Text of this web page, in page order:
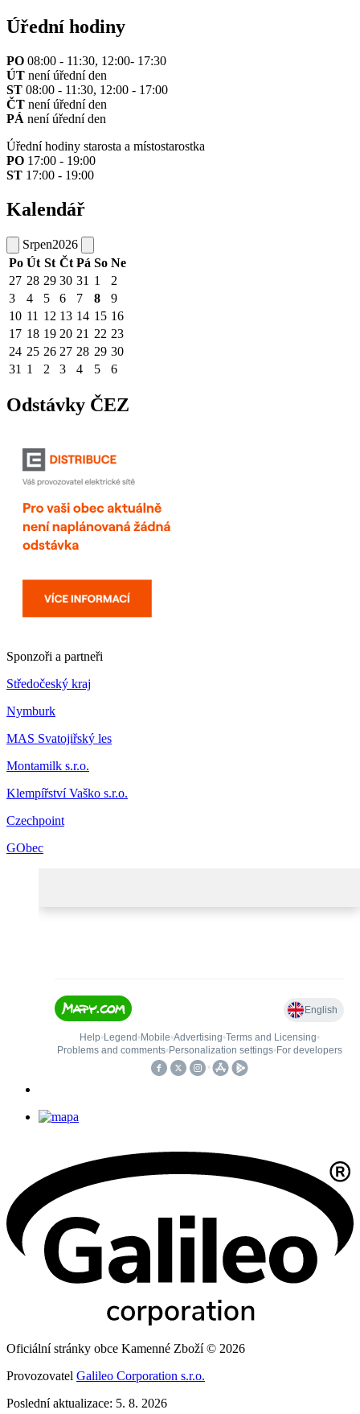
Úřední hodiny
PO 08:00 - 11:30, 12:00- 17:30
ÚT není úřední den
ST 08:00 - 11:30, 12:00 - 17:00
ČT není úřední den
PÁ není úřední den
Úřední hodiny starosta a místostarostka
PO 17:00 - 19:00
ST 17:00 - 19:00
Kalendář
Srpen2026
Po Út St Čt Pá So Ne
27 28 29 30 31 1
2
3
4 5 6 7 8
9
10 11 12 13 14 15 16
17 18 19 20 21 22 23
24 25 26 27 28 29 30
31 1 2 3 4 5 6
Odstávky ČEZ
Sponzoři a partneři
Středočeský kraj
Nymburk
MAS Svatojiřský les
Montamilk s.r.o.
Klempířství Vaško s.r.o.
Czechpoint
GObec
Oficiální stránky obce Kamenné Zboží © 2026
Provozovatel Galileo Corporation s.r.o.
Poslední aktualizace: 5. 8. 2026